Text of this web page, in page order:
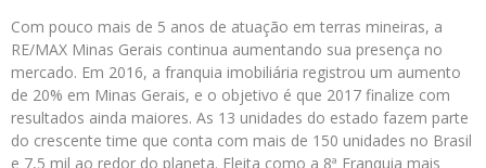
Com pouco mais de 5 anos de atuação em terras mineiras, a
RE/MAX Minas Gerais continua aumentando sua presença no
mercado. Em 2016, a franquia imobiliária registrou um aumento
de 20% em Minas Gerais, e o objetivo é que 2017 finalize com
resultados ainda maiores. As 13 unidades do estado fazem parte
do crescente time que conta com mais de 150 unidades no Brasil
e 7,5 mil ao redor do planeta. Eleita como a 8ª Franquia mais